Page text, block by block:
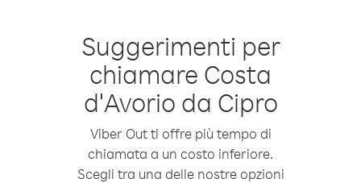
Suggerimenti per
chiamare Costa
d′Avorio da Cipro
Viber Out ti offre più tempo di
chiamata a un costo inferiore.
Scegli tra una delle nostre opzioni